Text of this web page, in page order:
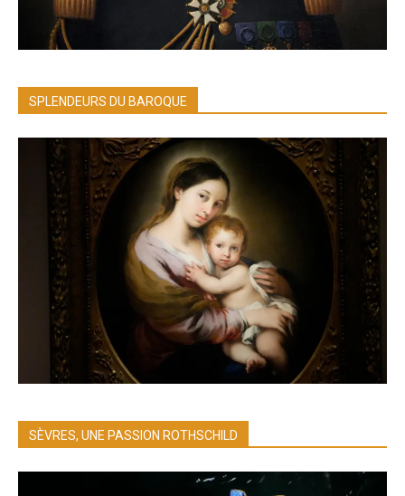
SPLENDEURS DU BAROQUE
SÈVRES, UNE PASSION ROTHSCHILD